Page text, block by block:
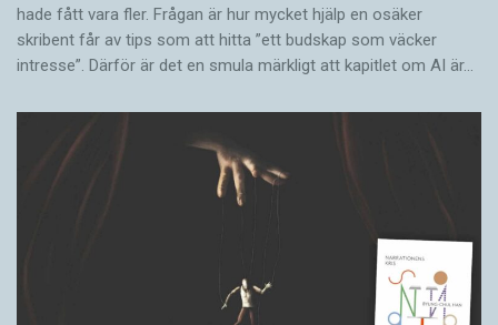
hade fått vara fler. Frågan är hur mycket hjälp en osäker
skribent får av tips som att hitta ”ett budskap som väcker
intresse”. Därför är det en smula märkligt att kapitlet om AI är…